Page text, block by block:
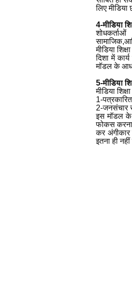
लिए मीडिया
4-मीडिया
मीडिया
दिशा में
मॉडल के
5-मीडिया
मीडिया
1-
2-जनसंचार
इस मॉडल के
फोकस करना
कर अंगीकार
इतना ही